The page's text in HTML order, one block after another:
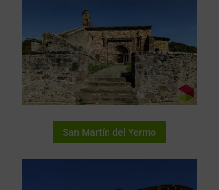
San Martín del Yermo